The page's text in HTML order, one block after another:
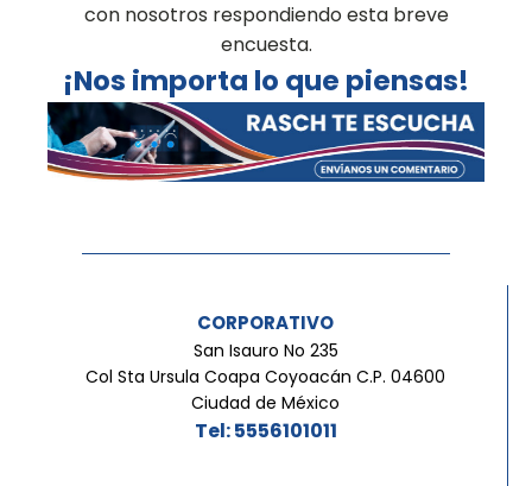
con nosotros respondiendo esta breve
encuesta.
¡Nos importa lo que piensas!
CORPORATIVO
San Isauro No 235
Col Sta Ursula Coapa Coyoacán C.P. 04600
Ciudad de México
Tel: 5556101011